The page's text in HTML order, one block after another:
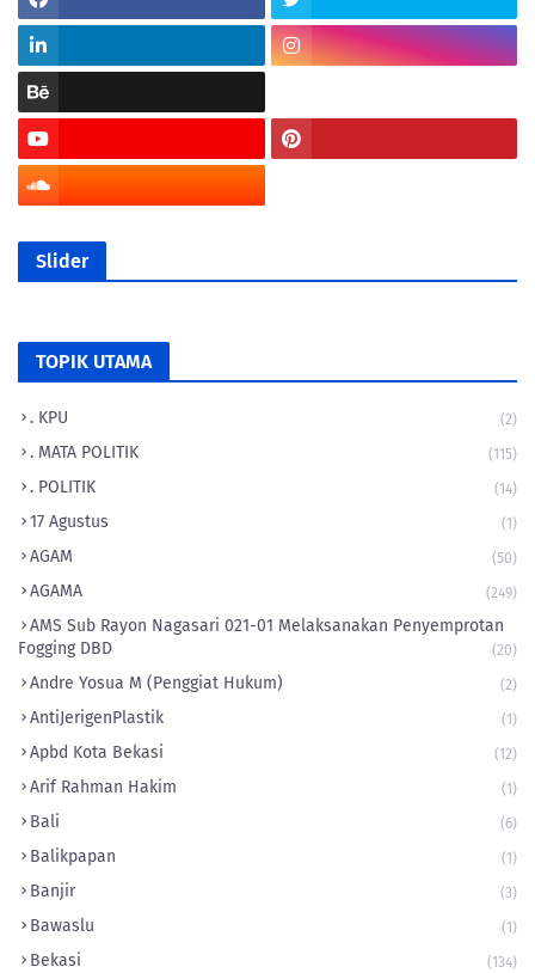
Slider
TOPIK UTAMA
. KPU (2)
. MATA POLITIK (115)
. POLITIK (14)
17 Agustus (1)
AGAM (50)
AGAMA (249)
AMS Sub Rayon Nagasari 021-01 Melaksanakan Penyemprotan
Fogging DBD
(20)
Andre Yosua M (Penggiat Hukum) (2)
AntiJerigenPlastik (1)
Apbd Kota Bekasi (12)
Arif Rahman Hakim (1)
Bali (6)
Balikpapan (1)
Banjir (3)
Bawaslu (1)
Bekasi (134)